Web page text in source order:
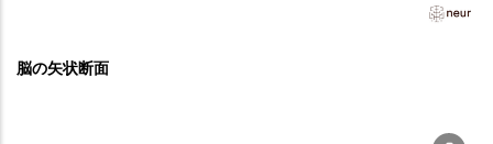
脳の矢状断面